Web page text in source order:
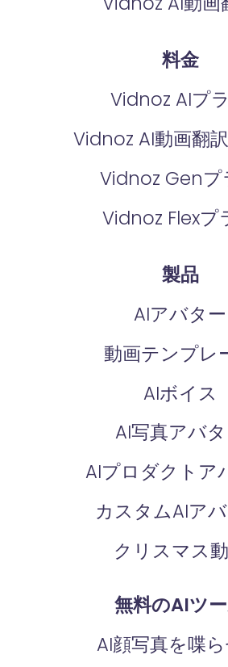
料金
Vidnoz AIプ
Vidnoz AI動画翻
Vidnoz Genプ
Vidnoz Flexプ
製品
AIアバター
動画テンプレ
AIボイス
AI写真アバ
AIプロダクトア
カスタムAIア
クリスマス
無料のAIツ
AI顔写真を喋